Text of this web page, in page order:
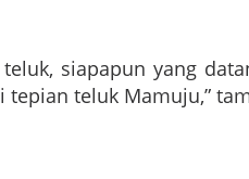
teluk, siapapun yang
tepian teluk Mamuju,”